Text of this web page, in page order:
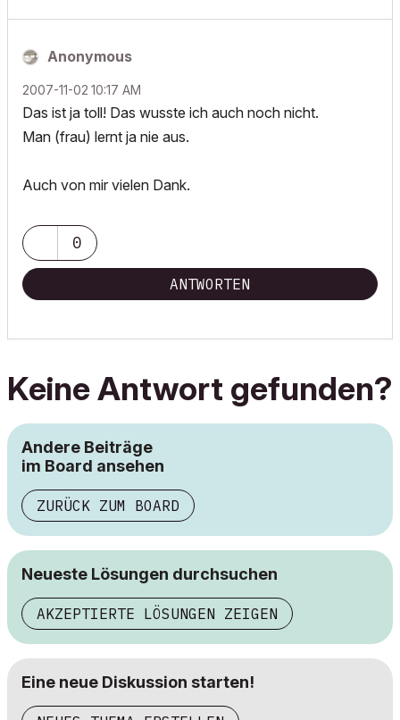
Anonymous
‎2007-11-02 10:17 AM
Das ist ja toll! Das wusste ich auch noch nicht.
Man (frau) lernt ja nie aus.
Auch von mir vielen Dank.
0
ANTWORTEN
Keine Antwort gefunden?
Andere Beiträge
im Board ansehen
ZURÜCK ZUM BOARD
Neueste Lösungen durchsuchen
AKZEPTIERTE LÖSUNGEN ZEIGEN
Eine neue Diskussion starten!